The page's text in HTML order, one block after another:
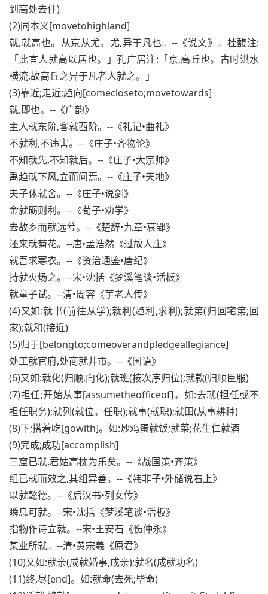
到高处去住)
(2)同本义[movetohighland]
就,就高也。从京从尤。尤,异于凡也。--《说文》。桂馥注:
「此言人就高以居也。」孔广居注:「京,高丘也。古时洪水
横流,故高丘之异于凡者人就之。」
(3)靠近;走近;趋向[comecloseto;movetowards]
就,即也。--《广韵》
主人就东阶,客就西阶。--《礼记•曲礼》
不就利,不违害。--《庄子•齐物论》
不知就先,不知就后。--《庄子•大宗师》
禹趋就下风,立而问焉。--《庄子•天地》
夫子休就舍。--《庄子•说剑》
金就砺则利。--《荀子•劝学》
去故乡而就远兮。--《楚辞•九章•哀郢》
还来就菊花。--唐•孟浩然《过故人庄》
就吾求寒衣。--《资治通鉴•唐纪》
持就火炀之。--宋•沈括《梦溪笔谈•活板》
就童子试。--清•周容《芋老人传》
(4)又如:就书(前往从学);就利(趋利,求利);就第(归回宅第;回
家);就和(接近)
(5)归于[belongto;comeoverandpledgeallegiance]
处工就官府,处商就井市。--《国语》
(6)又如:就化(归顺,向化);就班(按次序归位);就款(归顺臣服)
(7)担任;开始从事[assumetheofficeof]。如:去就(担任或不
担任职务);就列(就位。任职);就事(就职);就田(从事耕种)
(8)下;搭着吃[gowith]。如:炒鸡蛋就饭;就菜;花生仁就酒
(9)完成;成功[accomplish]
三窟已就,君姑高枕为乐矣。--《战国策•齐策》
组已就而效之,其组异善。--《韩非子•外储说右上》
以就懿德。--《后汉书•列女传》
瞬息可就。--宋•沈括《梦溪笔谈•活板》
指物作诗立就。--宋•王安石《伤仲永》
某业所就。--清•黄宗羲《原君》
(10)又如:就亲(成就婚事,成亲);就名(成就功名)
(11)终,尽[end]。如:就命(去死;毕命)